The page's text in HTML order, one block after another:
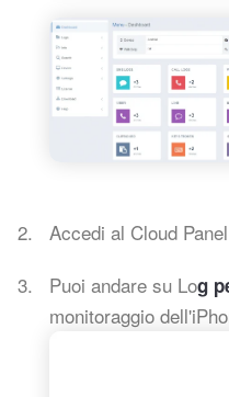
Accedi al Cloud
Puoi andare su Log
monitoraggio